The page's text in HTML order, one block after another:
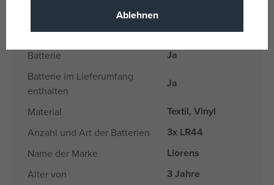
Farbe Weiß, Rosa
Batterie Ja
Batterie im Lieferumfang
enthalten
Ja
Material Textil, Vinyl
Anzahl und Art der Batterien 3x LR44
Name der Marke Llorens
Alter von 3 Jahre
Ablehnen